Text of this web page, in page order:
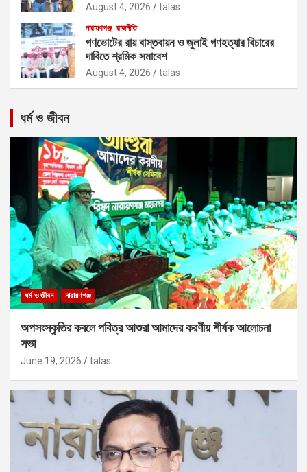
August 4, 2026 talas
নারায়ণগঞ্জ রাজনীতি
গণভোটের রায় বাস্তবায়ন ও জুলাই গণহত্যার বিচারের
দাবিতে শ্রমিক সমাবেশ
August 4, 2026 talas
ধর্ম ও জীবন
ধর্ম ও জীবন নারায়ণগঞ্জ
অপসংস্কৃতির কবলে পবিত্র আশুরা আমাদের করণীয় শীর্ষক আলোচনা
সভা
June 19, 2026 talas